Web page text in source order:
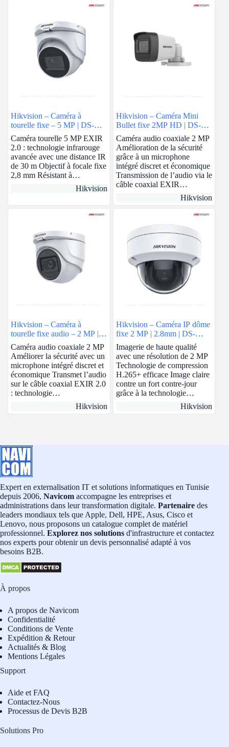
Hikvision – Caméra à
tourelle fixe – 5 MP | DS-
76H0T-ITMF
Caméra tourelle 5 MP EXIR
2.0 : technologie infrarouge
avancée avec une distance IR
de 30 m Objectif à focale fixe
2,8 mm Résistant à…
Hikvision
Hikvision – Caméra Mini
Bullet fixe 2MP HD | DS-
2CE16D0T-ITF
Caméra audio coaxiale 2 MP
Amélioration de la sécurité
grâce à un microphone
intégré discret et économique
Transmission de l’audio via le
câble coaxial EXIR…
Hikvision
Hikvision – Caméra à
tourelle fixe audio – 2 MP |
DS-2CE76D0T-ITMFS
Caméra audio coaxiale 2 MP
Améliorer la sécurité avec un
microphone intégré discret et
économique Transmet l’audio
sur le câble coaxial EXIR 2.0
: technologie…
Hikvision
Hikvision – Caméra IP dôme
fixe 2 MP | 2.8mm | DS-
2CD1123G0E-I
Imagerie de haute qualité
avec une résolution de 2 MP
Technologie de compression
H.265+ efficace Image claire
contre un fort contre-jour
grâce à la technologie…
Hikvision
Expert en externalisation IT et solutions informatiques en Tunisie
depuis 2006, Navicom accompagne les entreprises et
administrations dans leur transformation digitale. Partenaire des
leaders mondiaux tels que Apple, Dell, HPE, Asus, Cisco et
Lenovo, nous proposons un catalogue complet de matériel
professionnel. Explorez nos solutions d'infrastructure et contactez
nos experts pour obtenir un devis personnalisé adapté à vos
besoins B2B.
À propos
A propos de Navicom
Confidentialité
Conditions de Vente
Expédition & Retour
Actualités & Blog
Mentions Légales
Support
Aide et FAQ
Contactez-Nous
Processus de Devis B2B
Solutions Pro